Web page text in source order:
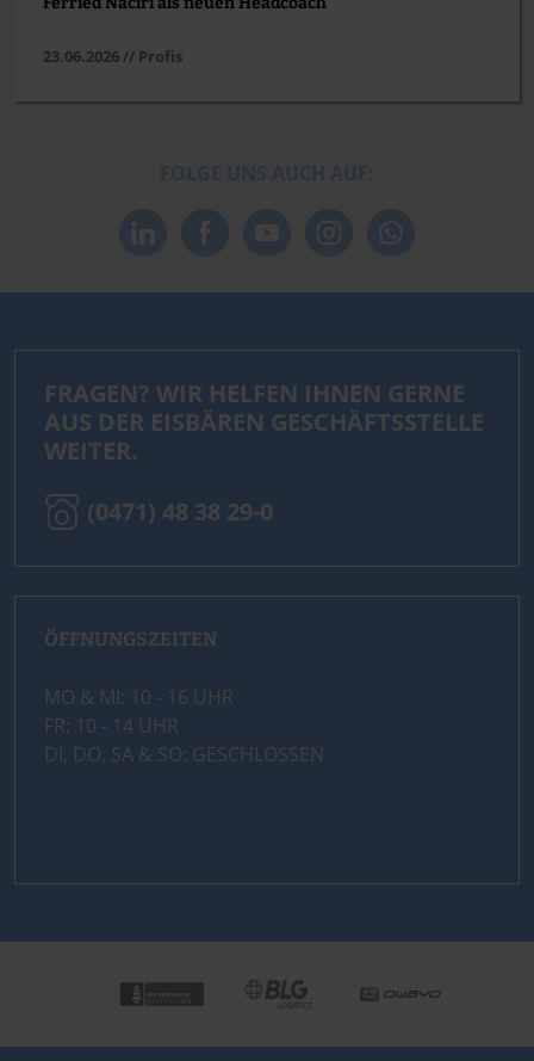
23.06.2026 // Profis
FRAGEN? WIR HELFEN IHNEN GERNE
AUS DER EISBÄREN GESCHÄFTSSTELLE
WEITER.
(0471) 48 38 29-0
ÖFFNUNGSZEITEN
MO & MI: 10 - 16 UHR
FR: 10 - 14 UHR
DI, DO, SA & SO: GESCHLOSSEN